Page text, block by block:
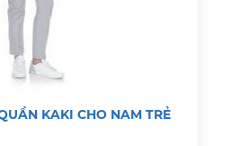
KAKI CHO NAM TRẺ